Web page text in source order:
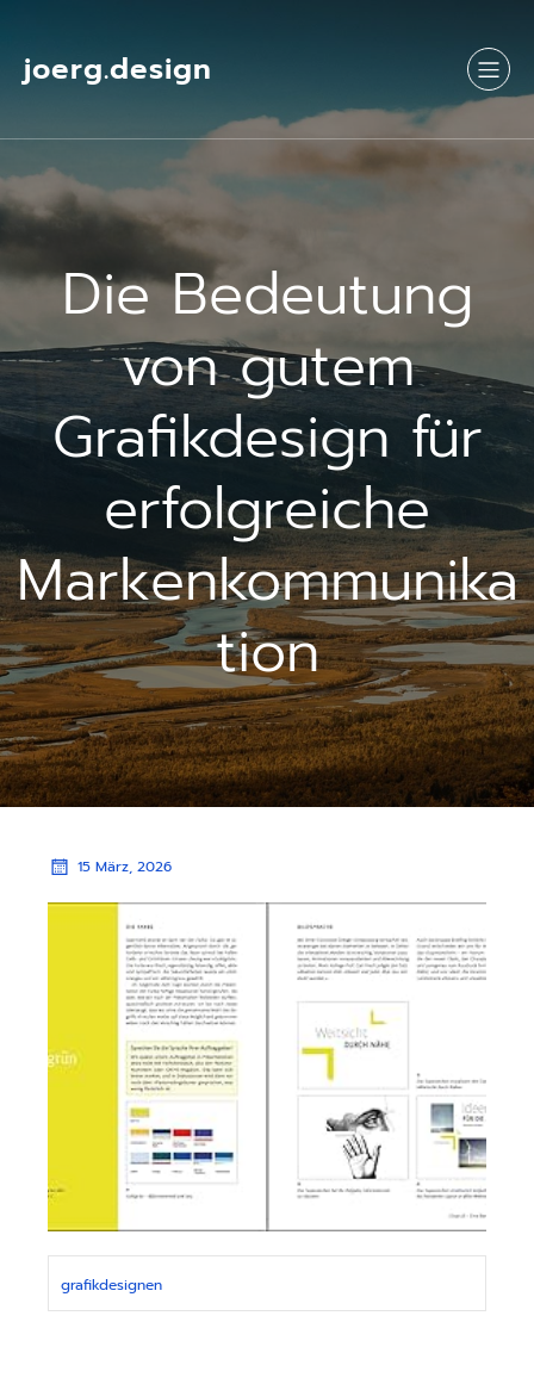
joerg.design
Die Bedeutung
von gutem
Grafikdesign für
erfolgreiche
Markenkommunika
tion
15 März, 2026
grafikdesignen